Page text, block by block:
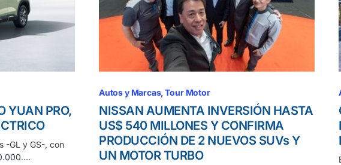
YUAN PRO,
-GL y GS-, con
Autos y Marcas Tour Motor
NISSAN AUMENTA INVERSIÓN HASTA
US$ 540 MILLONES Y CONFIRMA
PRODUCCIÓN DE 2 NUEVOS SUVs Y
UN MOTOR TURBO